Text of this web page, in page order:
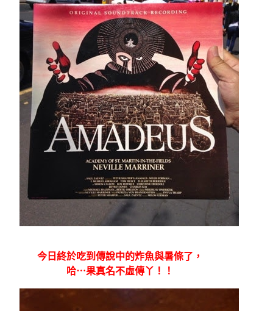
今日終於吃到傳說中的炸魚與暑條了，
哈⋯果真名不虛傳丫！！